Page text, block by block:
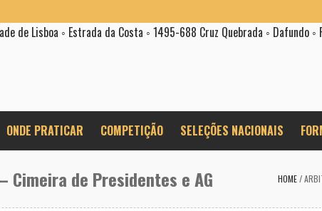
de Lisboa ◦ Estrada da Costa ◦ 1495-688 Cruz Quebrada ◦ Dafundo ◦
ONDE PRATICAR COMPETIÇÃO SELEÇÕES NACIONAIS
Cimeira de Presidentes e AG HOME /